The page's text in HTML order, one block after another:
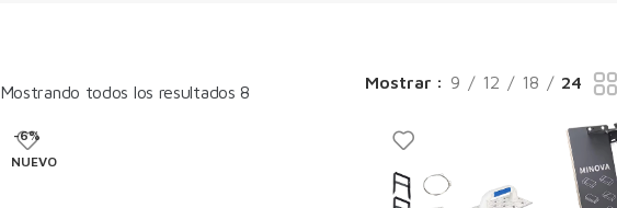
Mostrando todos los resultados 8 Mostrar 9 12 18 24
-6%
NUEVO